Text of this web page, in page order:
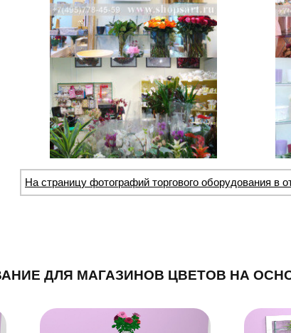
На страницу фотографий торгового оборудования в
ДЛЯ МАГАЗИНОВ ЦВЕТОВ НА